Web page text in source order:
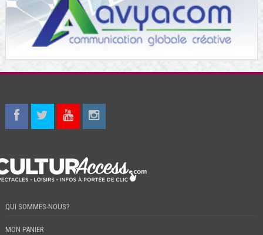
QUI SOMMES-NOUS?
MON PANIER